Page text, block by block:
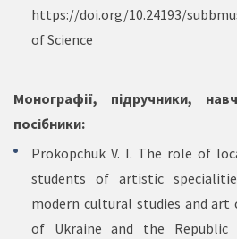
https://doi.org/10.24193/
of Science
Монографії, підручники,
посібники:
Prokopchuk V. I. The role of
students of artistic
modern cultural studies and art
of Ukraine and the Republic